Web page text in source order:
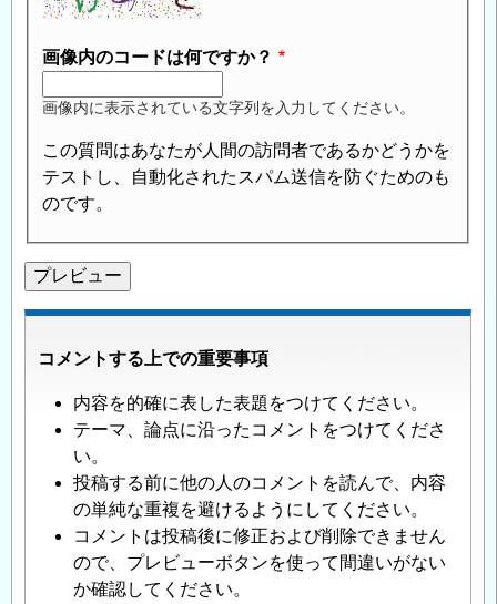
画像内のコードは何ですか？
画像内に表示されている文字列を入力してください。
この質問はあなたが人間の訪問者であるかどうかを
テストし、自動化されたスパム送信を防ぐためのも
のです。
コメントする上での重要事項
内容を的確に表した表題をつけてください。
テーマ、論点に沿ったコメントをつけてくださ
い。
投稿する前に他の人のコメントを読んで、内容
の単純な重複を避けるようにしてください。
コメントは投稿後に修正および削除できません
ので、プレビューボタンを使って間違いがない
か確認してください。